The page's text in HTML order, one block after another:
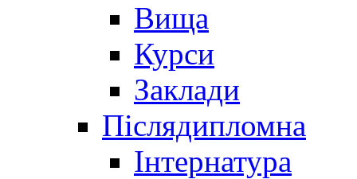
Вища
Курси
Заклади
Післядипломна
Інтернатура